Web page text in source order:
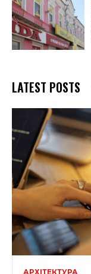
LATEST POSTS
АРХІТЕКТУРА